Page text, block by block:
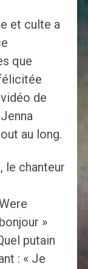
et culte a
que
de
au long.
le chanteur
»
putain
: « Je